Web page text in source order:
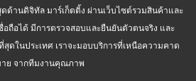
านดิจิทัล มาร์เก็ตติ้ง ผ่านเว็บไซต์รวมสินค้าและ
อถือได้ มีการตรวจสอบและยืนยันตัวตนจริง และ
ดในประเทศ เราจะมอบบริการที่เหนือความคาด
ย จากทีมงานคุณภาพ